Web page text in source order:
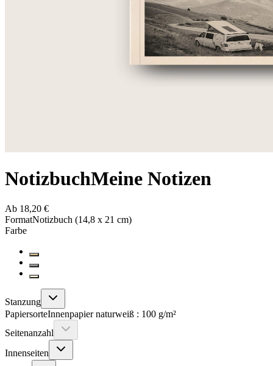
NotizbuchMeine Notizen
Ab 18,20 €
FormatNotizbuch (14,8 x 21 cm)
Farbe
Stanzung
PapiersorteInnenpapier naturweiß : 100 g/m²
Seitenanzahl
Innenseiten